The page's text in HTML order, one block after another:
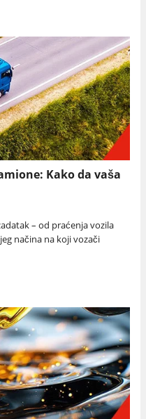
Kako da vaša
– od praćenja vozila
načina na koji vozači